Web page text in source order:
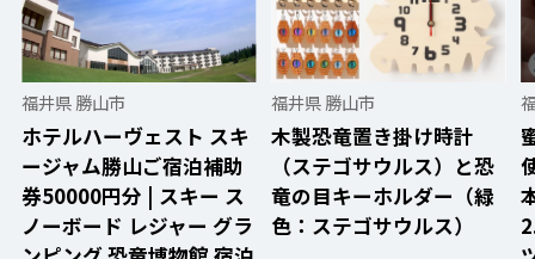
福井県 勝山市
ホテルハーヴェスト スキ
ージャム勝山ご宿泊補助
券50000円分 | スキー ス
ノーボード レジャー グラ
福井県 勝山市
木製恐竜置き掛け時計
（ステゴサウルス）と恐
竜の目キーホルダー（緑
色：ステゴサウルス）